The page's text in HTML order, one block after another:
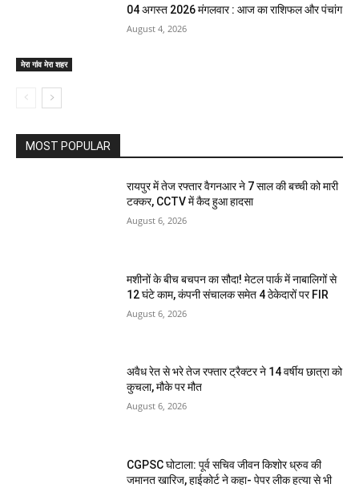
मेरा गांव मेरा शहर
04 अगस्त 2026 मंगलवार : आज का राशिफल और पंचांग
August 4, 2026
MOST POPULAR
रायपुर में तेज रफ्तार वैगनआर ने 7 साल की बच्ची को मारी
टक्कर, CCTV में कैद हुआ हादसा
August 6, 2026
मशीनों के बीच बचपन का सौदा! मेटल पार्क में नाबालिगों से
12 घंटे काम, कंपनी संचालक समेत 4 ठेकेदारों पर FIR
August 6, 2026
अवैध रेत से भरे तेज रफ्तार ट्रैक्टर ने 14 वर्षीय छात्रा को
कुचला, मौके पर मौत
August 6, 2026
CGPSC घोटाला: पूर्व सचिव जीवन किशोर ध्रुव की
जमानत खारिज, हाईकोर्ट ने कहा- पेपर लीक हत्या से भी